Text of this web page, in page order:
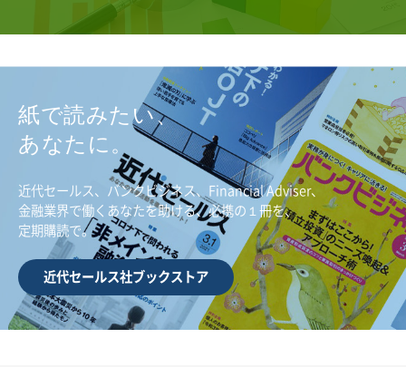
紙で読みたい、
あなたに。
近代セールス、バンクビジネス、Financial Adviser、
金融業界で働くあなたを助ける、必携の１冊を、
定期購読で。
近代セールス社ブックストア